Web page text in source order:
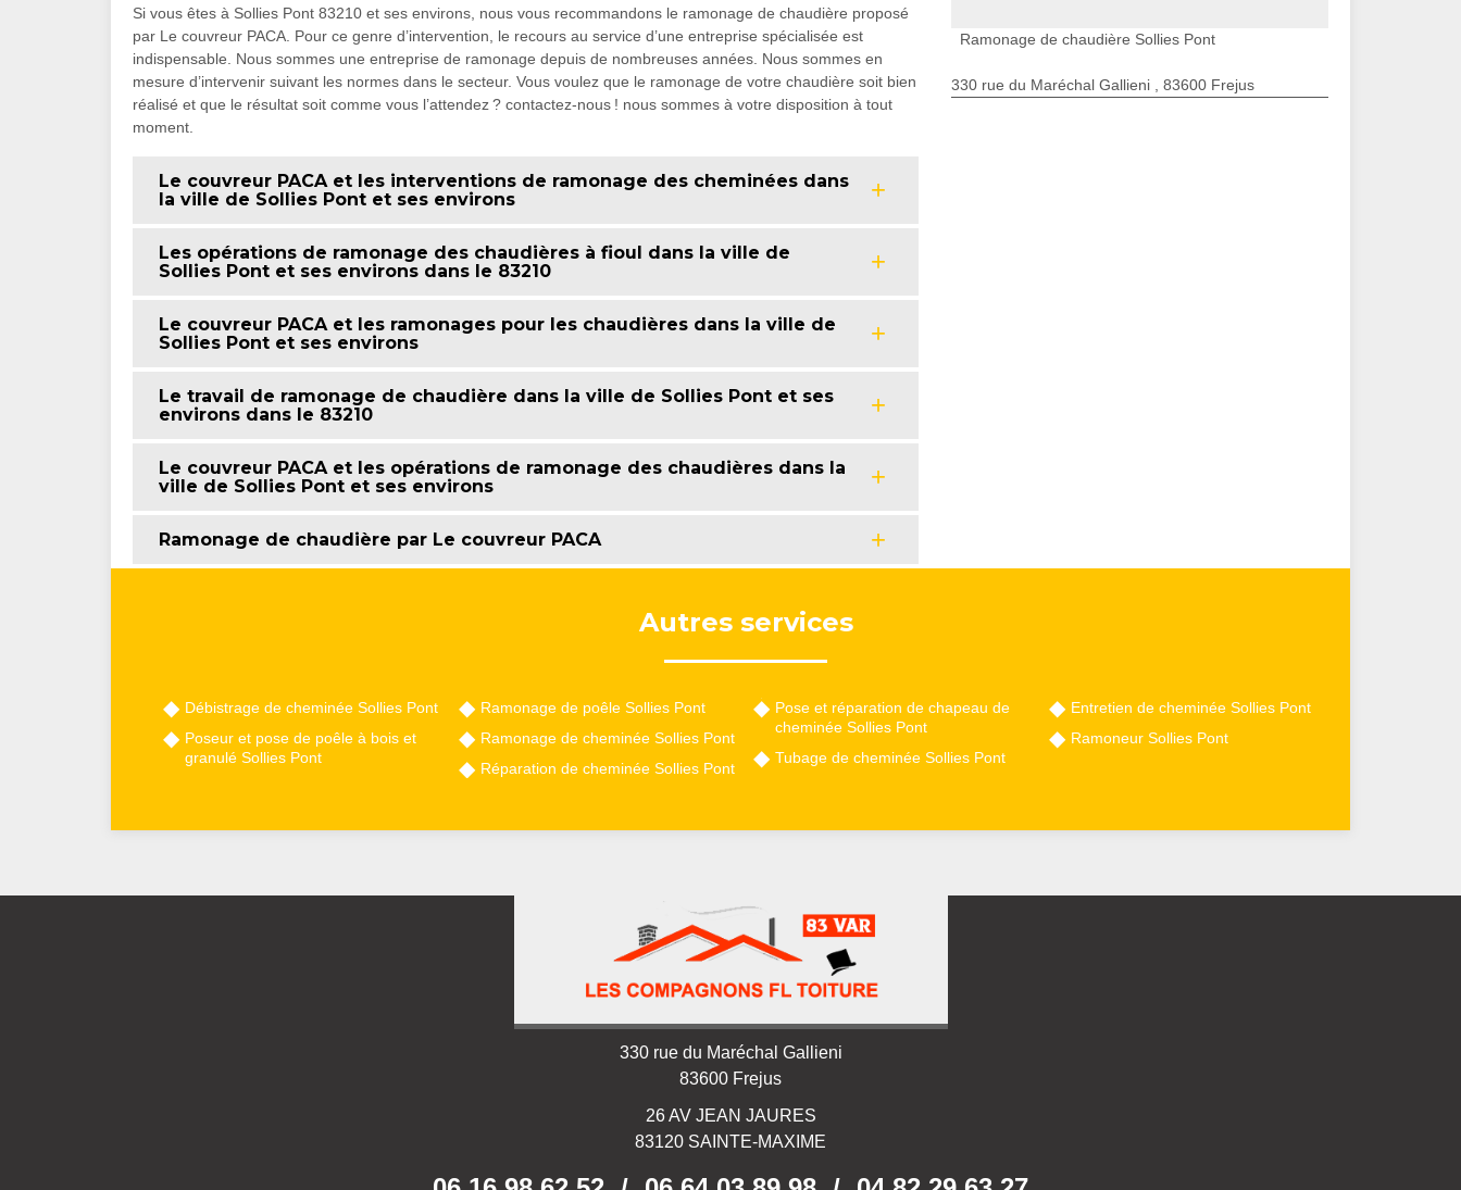
Si vous êtes à Sollies Pont 83210 et ses environs, nous vous recommandons le ramonage de chaudière proposé
par Le couvreur PACA. Pour ce genre d’intervention, le recours au service d’une entreprise spécialisée est
indispensable. Nous sommes une entreprise de ramonage depuis de nombreuses années. Nous sommes en
mesure d’intervenir suivant les normes dans le secteur. Vous voulez que le ramonage de votre chaudière soit bien
réalisé et que le résultat soit comme vous l’attendez ? contactez-nous ! nous sommes à votre disposition à tout
moment.
Le couvreur PACA et les interventions de ramonage des cheminées dans
la ville de Sollies Pont et ses environs
Les opérations de ramonage des chaudières à fioul dans la ville de
Sollies Pont et ses environs dans le 83210
Le couvreur PACA et les ramonages pour les chaudières dans la ville de
Sollies Pont et ses environs
Le travail de ramonage de chaudière dans la ville de Sollies Pont et ses
environs dans le 83210
Le couvreur PACA et les opérations de ramonage des chaudières dans la
ville de Sollies Pont et ses environs
Ramonage de chaudière par Le couvreur PACA
Ramonage de chaudière Sollies Pont
330 rue du Maréchal Gallieni , 83600 Frejus
Autres services
Débistrage de cheminée Sollies Pont
Poseur et pose de poêle à bois et
granulé Sollies Pont
Ramonage de poêle Sollies Pont
Ramonage de cheminée Sollies Pont
Réparation de cheminée Sollies Pont
Pose et réparation de chapeau de
cheminée Sollies Pont
Tubage de cheminée Sollies Pont
Entretien de cheminée Sollies Pont
Ramoneur Sollies Pont
330 rue du Maréchal Gallieni
83600 Frejus
26 AV JEAN JAURES
83120 SAINTE-MAXIME